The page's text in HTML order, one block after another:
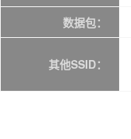
数据包：
其他SSID：